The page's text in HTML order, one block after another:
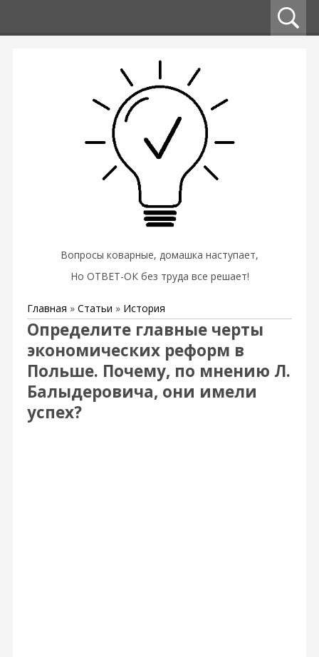
Вопросы коварные, домашка наступает,
Но ОТВЕТ-ОК без труда все решает!
Главная » Статьи » История
Определите главные черты
экономических реформ в
Польше. Почему, по мнению Л.
Балыдеровича, они имели
успех?